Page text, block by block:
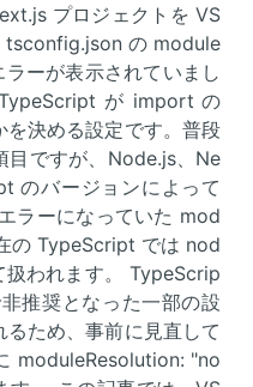
プロジェクトを VS
tsconfig.json の module
ーが表示されていまし
が import の
決める設定です。普段
目ですが、Node.js、Ne
のバージョンによって
ラーになっていた mod
の TypeScript では nod
扱われます。 TypeScrip
推奨となった一部の設
ため、事前に見直して
moduleResolution: "no